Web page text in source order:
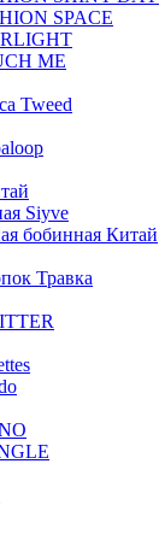
SPACE
ME
Tweed
Siyve
бобинная Китай
Травка